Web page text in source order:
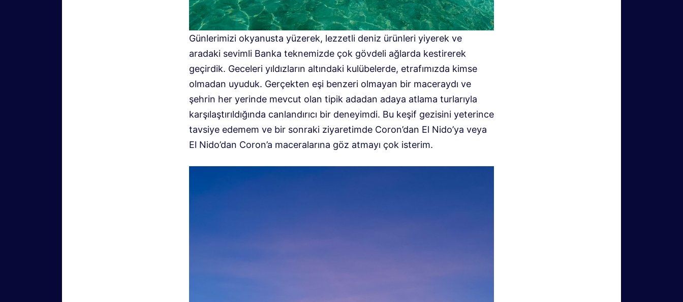
Günlerimizi okyanusta yüzerek, lezzetli deniz ürünleri yiyerek ve
aradaki sevimli Banka teknemizde çok gövdeli ağlarda kestirerek
geçirdik. Geceleri yıldızların altındaki kulübelerde, etrafımızda kimse
olmadan uyuduk. Gerçekten eşi benzeri olmayan bir maceraydı ve
şehrin her yerinde mevcut olan tipik adadan adaya atlama turlarıyla
karşılaştırıldığında canlandırıcı bir deneyimdi. Bu keşif gezisini yeterince
tavsiye edemem ve bir sonraki ziyaretimde Coron’dan El Nido’ya veya
El Nido’dan Coron’a maceralarına göz atmayı çok isterim.